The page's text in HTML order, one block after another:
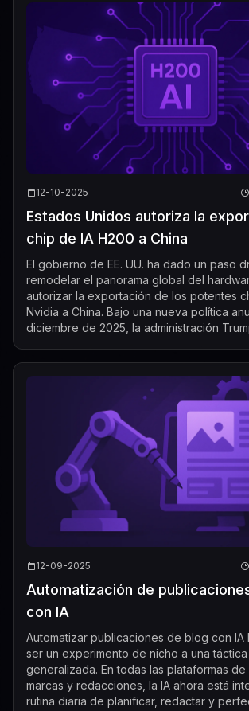
12-10-2025
Estados Unidos autoriza la
chip de IA H200 a China
El gobierno de EE. UU. ha dado un paso
remodelar el panorama global del
autorizar la exportación de los potentes
Nvidia a China. Bajo una nueva política
diciembre de 2025, la administración
12-09-2025
Automatización de
con IA
Automatizar publicaciones de blog con IA
ser un experimento de nicho a una
generalizada. En todas las plataformas
marcas y redacciones, la IA ahora está
rutina diaria de planificar, redactar y